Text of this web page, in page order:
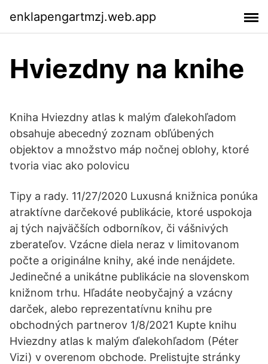
enklapengartmzj.web.app
Hviezdny na knihe
Kniha Hviezdny atlas k malým ďalekohľadom
obsahuje abecedný zoznam obľúbených
objektov a množstvo máp nočnej oblohy, ktoré
tvoria viac ako polovicu
Tipy a rady. 11/27/2020 Luxusná knižnica ponúka
atraktívne darčekové publikácie, ktoré uspokoja
aj tých najväčších odborníkov, či vášnivých
zberateľov. Vzácne diela neraz v limitovanom
počte a originálne knihy, aké inde nenájdete.
Jedinečné a unikátne publikácie na slovenskom
knižnom trhu. Hľadáte neobyčajný a vzácny
darček, alebo reprezentatívnu knihu pre
obchodných partnerov 1/8/2021 Kupte knihu
Hviezdny atlas k malým ďalekohľadom (Péter
Vizi) v overenom obchode. Prelistujte stránky